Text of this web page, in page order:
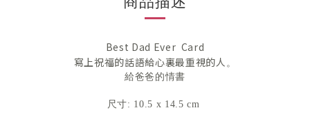
Best Dad Ever Card
寫上祝福的話語給心裏最重視的人 。
給爸爸的情書
尺寸: 10.5 x 14.5 cm